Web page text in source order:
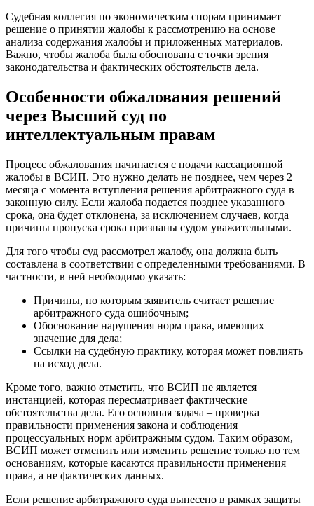
Судебная коллегия по экономическим спорам принимает
решение о принятии жалобы к рассмотрению на основе
анализа содержания жалобы и приложенных материалов.
Важно, чтобы жалоба была обоснована с точки зрения
законодательства и фактических обстоятельств дела.
Особенности обжалования решений
через Высший суд по
интеллектуальным правам
Процесс обжалования начинается с подачи кассационной
жалобы в ВСИП. Это нужно делать не позднее, чем через 2
месяца с момента вступления решения арбитражного суда в
законную силу. Если жалоба подается позднее указанного
срока, она будет отклонена, за исключением случаев, когда
причины пропуска срока признаны судом уважительными.
Для того чтобы суд рассмотрел жалобу, она должна быть
составлена в соответствии с определенными требованиями. В
частности, в ней необходимо указать:
Причины, по которым заявитель считает решение
арбитражного суда ошибочным;
Обоснование нарушения норм права, имеющих
значение для дела;
Ссылки на судебную практику, которая может повлиять
на исход дела.
Кроме того, важно отметить, что ВСИП не является
инстанцией, которая пересматривает фактические
обстоятельства дела. Его основная задача – проверка
правильности применения закона и соблюдения
процессуальных норм арбитражным судом. Таким образом,
ВСИП может отменить или изменить решение только по тем
основаниям, которые касаются правильности применения
права, а не фактических данных.
Если решение арбитражного суда вынесено в рамках защиты